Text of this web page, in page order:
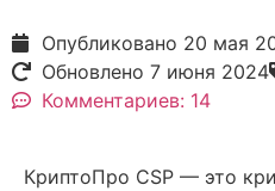
Опубликовано 20 мая
Обновлено 7 июня 2024
Комментариев: 14
КриптоПро CSP — это